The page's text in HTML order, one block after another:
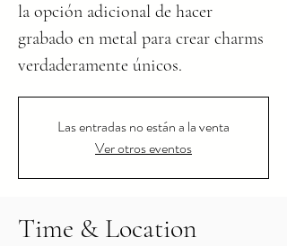
la opción adicional de hacer
grabado en metal para crear charms
verdaderamente únicos.
Las entradas no están a la venta
Ver otros eventos
Time & Location